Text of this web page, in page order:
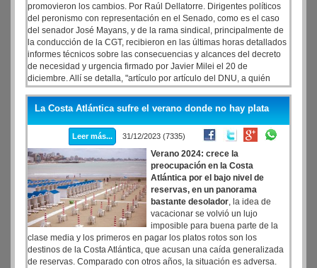
promovieron los cambios. Por Raúl Dellatorre. Dirigentes políticos
del peronismo con representación en el Senado, como es el caso
del senador José Mayans, y de la rama sindical, principalmente de
la conducción de la CGT, recibieron en las últimas horas detallados
informes técnicos sobre las consecuencias y alcances del decreto
de necesidad y urgencia firmado por Javier Milei el 20 de
diciembre. Allí se detalla, "artículo por artículo del DNU, a quién
beneficia y a quiénes perjudica la medida en el sector que está
involucrado", confió una fuente cercana a los encargados de
ordenar las conclusiones de, por lo menos, nueve informes
recibidos por las autoridades políticas y sindicales de la principal
fuerza de oposición. "Empresas monopólicas que se beneficiarán
por la mejora en las condiciones para exportar, sectores que
quedarán quebrados por la invasión de importaciones, empresas
vinculadas a funcionarios de primerísima línea altamente
beneficiadas, todo está reflejado en el trabajo", sostuvo la misma
fuente.
La Costa Atlántica sufre el verano donde no hay plata
Leer más... 31/12/2023 (7335)
Verano 2024: crece la
preocupación en la Costa
Atlántica por el bajo nivel de
reservas, en un panorama
bastante desolador, la idea de
vacacionar se volvió un lujo
imposible para buena parte de la
clase media y los primeros en pagar los platos rotos son los
destinos de la Costa Atlántica, que acusan una caída generalizada
de reservas. Comparado con otros años, la situación es adversa.